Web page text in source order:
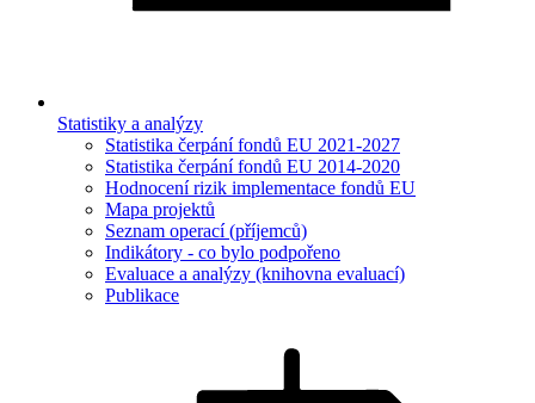
Statistiky a analýzy
Statistika čerpání fondů EU 2021-2027
Statistika čerpání fondů EU 2014-2020
Hodnocení rizik implementace fondů EU
Mapa projektů
Seznam operací (příjemců)
Indikátory - co bylo podpořeno
Evaluace a analýzy (knihovna evaluací)
Publikace